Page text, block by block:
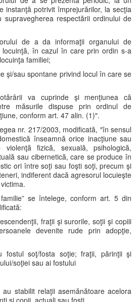
instanţă potrivit împrejurărilor, la secţia
supravegherea respectării ordinului de
de a da informaţii organului de
în cazul în care prin ordin s-a
familiei;
şi/sau spontane privind locul în care se
va cuprinde şi menţiunea că
măsurile dispuse prin ordinul de
conform art. 47 alin. (1)″.
nr. 217/2003, modificată, ″în sensul
înseamnă orice inacţiune sau
fizică, sexuală, psihologică,
sau cibernetică, care se produce în
ori între soţi sau foşti soţi, precum şi
indiferent dacă agresorul locuieşte
se întelege, conform art. 5 din
fraţii şi surorile, soţii şi copiii
devenite rude prin adopţie,
fostul soţ/fosta soţie; fraţii, părinţii şi
soţiei sau ai fostului
stabilit relaţii asemănătoare acelora
şi copii, actuali sau foşti